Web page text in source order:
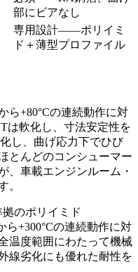
部にビアなし
専用設計——ポリイミ
ド＋薄型プロファイル
ら+80°Cの連続動作に対
は軟化し、寸法安定性を
し、曲げ応力下でひび
とんどのコンシューマー
、車載エンジンルーム・
。
拠のポリイミド
ら+300°Cの連続動作に対
温度範囲にわたって機械
線劣化にも優れた耐性を